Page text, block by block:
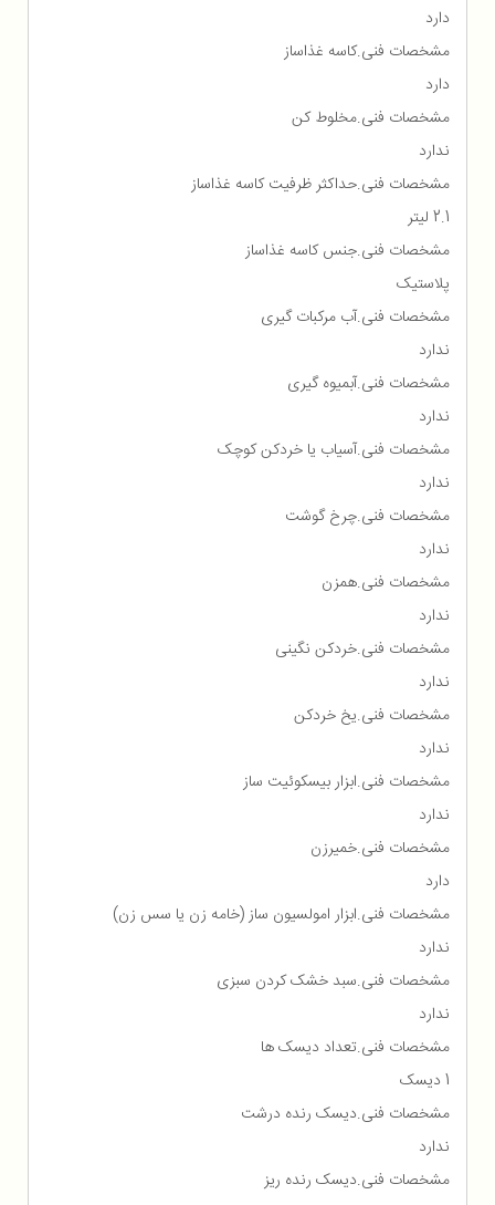
دارد
مشخصات فنی.کاسه غذاساز
دارد
مشخصات فنی.مخلوط کن
ندارد
مشخصات فنی.حداکثر ظرفیت کاسه غذاساز
2.1 لیتر
مشخصات فنی.جنس کاسه غذاساز
پلاستیک
مشخصات فنی.آب مرکبات گیری
ندارد
مشخصات فنی.آبمیوه گیری
ندارد
مشخصات فنی.آسیاب یا خردکن کوچک
ندارد
مشخصات فنی.چرخ گوشت
ندارد
مشخصات فنی.همزن
ندارد
مشخصات فنی.خردکن نگینی
ندارد
مشخصات فنی.یخ خردکن
ندارد
مشخصات فنی.ابزار بیسکوئیت ساز
ندارد
مشخصات فنی.خمیرزن
دارد
مشخصات فنی.ابزار امولسیون ساز (خامه زن یا سس زن)
ندارد
مشخصات فنی.سبد خشک کردن سبزی
ندارد
مشخصات فنی.تعداد دیسک ها
1 دیسک
مشخصات فنی.دیسک رنده درشت
ندارد
مشخصات فنی.دیسک رنده ریز